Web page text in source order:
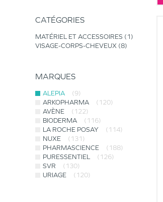
CATÉGORIES
MATÉRIEL ET ACCESSOIRES
1
VISAGE-CORPS-CHEVEUX 8
MARQUES
ALEPIA
(9)
ARKOPHARMA
(120)
AVÈNE
(122)
BIODERMA
(116)
LA ROCHE POSAY
(114)
NUXE
(131)
PHARMASCIENCE
(188)
PURESSENTIEL
(126)
SVR
(130)
URIAGE
(120)